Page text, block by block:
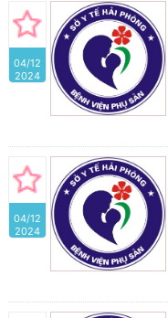
04/12
2024
04/12
2024